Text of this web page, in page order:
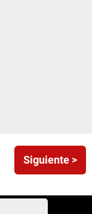
Siguiente >